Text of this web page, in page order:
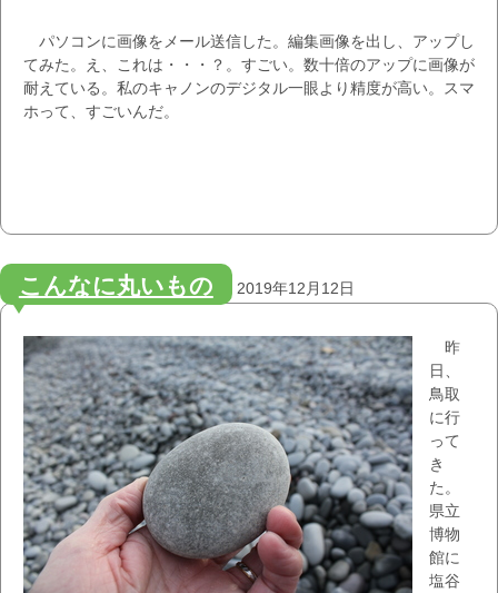
パソコンに画像をメール送信した。編集画像を出し、アップし
てみた。え、これは・・・？。すごい。数十倍のアップに画像が
耐えている。私のキャノンのデジタル一眼より精度が高い。スマ
ホって、すごいんだ。
こんなに丸いもの 2019年12月12日
昨
日、
鳥取
に行
って
き
た。
県立
博物
館に
塩谷